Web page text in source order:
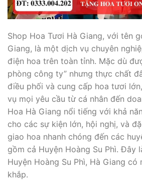
Shop Hoa Tươi Hà Giang, với tên
Giang, là một dịch vụ chuyên
điện hoa trên toàn tỉnh. Mặc dù
phòng công ty” nhưng thực chất
điều phối và cung cấp hoa tươi
vụ mọi yêu cầu từ cá nhân đến
Hoa Hà Giang nổi tiếng với khả
cho các sự kiện lớn, hội nghị, và
giao hoa nhanh chóng đến các
gồm cả Huyện Hoàng Su Phì. Đây
Huyện Hoàng Su Phì, Hà Giang có
khắp.